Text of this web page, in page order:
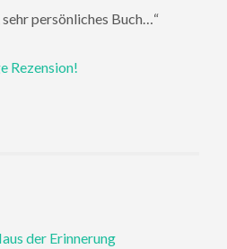
sehr persönliches Buch…“
Rezension!
der Erinnerung